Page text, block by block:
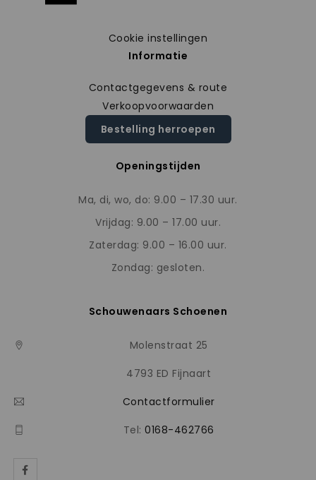
Cookie instellingen
Informatie
Contactgegevens & route
Verkoopvoorwaarden
Bestelling herroepen
Openingstijden
Ma, di, wo, do: 9.00 – 17.30 uur.
Vrijdag: 9.00 – 17.00 uur.
Zaterdag: 9.00 – 16.00 uur.
Zondag: gesloten.
Schouwenaars Schoenen
Molenstraat 25
4793 ED Fijnaart
Contactformulier
Tel: 0168-462766